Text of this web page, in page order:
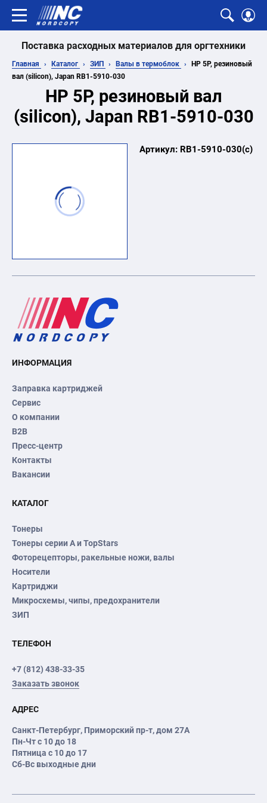
Поставка расходных материалов для оргтехники
Главная Каталог ЗИП Валы в термоблок
HP 5Р, резиновый
вал (silicon), Japan RB1-5910-030
HP 5Р, резиновый вал
(silicon), Japan RB1-5910-030
Артикул: RB1-5910-030(c)
ИНФОРМАЦИЯ
Заправка картриджей
Сервис
О компании
B2B
Пресс-центр
Контакты
Вакансии
КАТАЛОГ
Тонеры
Тонеры серии А и TopStars
Фоторецепторы, ракельные ножи, валы
Носители
Картриджи
Микросхемы, чипы, предохранители
ЗИП
ТЕЛЕФОН
+7 (812) 438-33-35
Заказать звонок
АДРЕС
Санкт-Петербург, Приморский пр-т, дом 27А
Пн-Чт с 10 до 18
Пятница с 10 до 17
Сб-Вс выходные дни